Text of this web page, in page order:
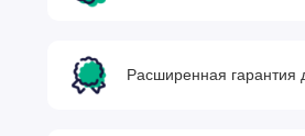
Расширенная гарантия